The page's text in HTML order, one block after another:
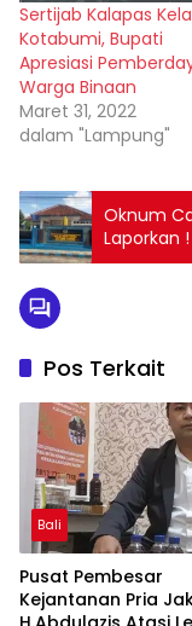
Sertijab Kalapas
Kotabumi, Bupati
Apresiasi
Warga Binaan
Maret 31, 2022
dalam "Lampung"
Oknum
Laporkan !
Pos Terkait
Bali
Pusat Pembesar
Kejantanan Pria